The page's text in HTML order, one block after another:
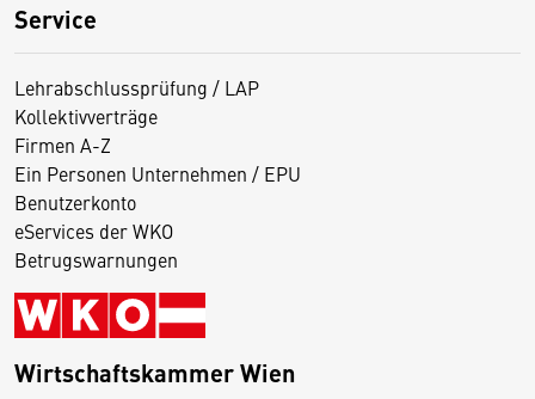
Service
Lehrabschlussprüfung / LAP
Kollektivverträge
Firmen A-Z
Ein Personen Unternehmen / EPU
Benutzerkonto
eServices der WKO
Betrugswarnungen
Wirtschaftskammer Wien